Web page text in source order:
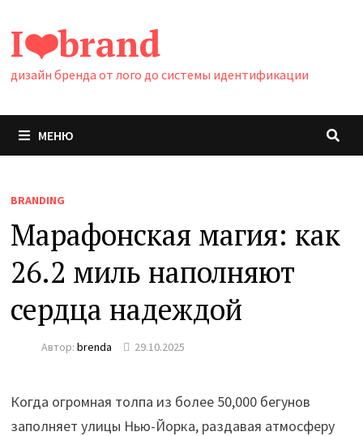
содержимому
I❤️brand
дизайн бренда от лого до системы идентификации
МЕНЮ
BRANDING
Марафонская магия: как
26.2 миль наполняют
сердца надеждой
Автор:brenda 29.10.2025
Когда огромная толпа из более 50,000 бегунов
заполняет улицы Нью-Йорка, раздавая атмосферу